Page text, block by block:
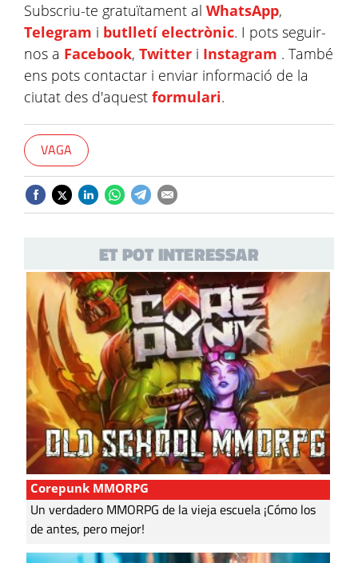
Subscriu-te gratuïtament al WhatsApp,
Telegram i butlletí electrònic. I pots seguir-
nos a Facebook, Twitter i Instagram . També
ens pots contactar i enviar informació de la
ciutat des d'aquest formulari.
VAGA
ET POT INTERESSAR
Corepunk MMORPG
Un verdadero MMORPG de la vieja escuela ¡Cómo los
de antes, pero mejor!